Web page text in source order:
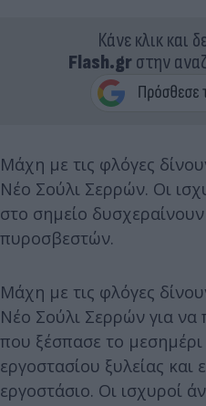
Κάνε κλικ και
Flash.grστην
Μάχη με τις φλόγες
Νέο Σούλι Σερρών. Οι
στο σημείο
πυροσβεστών.
Μάχη με τις φλόγες
Νέο Σούλι Σερρών για να
που ξέσπασε το
εργοστασίου ξυλείας
εργοστάσιο. Οι ισχυροί